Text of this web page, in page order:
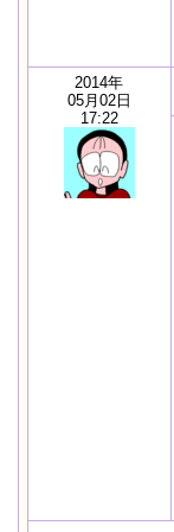
2014年
05月02日
17:22